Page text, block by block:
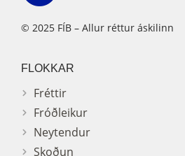
© 2025 FÍB – Allur réttur áskilinn
FLOKKAR
Fréttir
Fróðleikur
Neytendur
Skoðun